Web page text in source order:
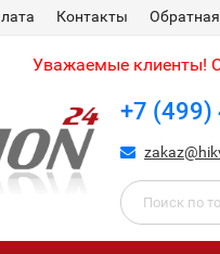
Контакты
Уважаемые клиенты!
+7 (499)